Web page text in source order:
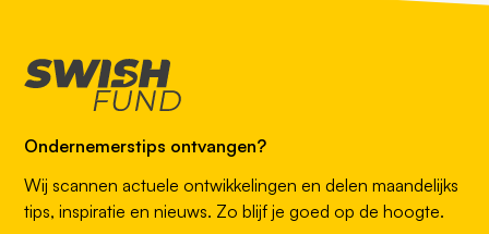
Ondernemerstips ontvangen?
Wij scannen actuele ontwikkelingen en delen maandelijks
tips, inspiratie en nieuws. Zo blijf je goed op de hoogte.